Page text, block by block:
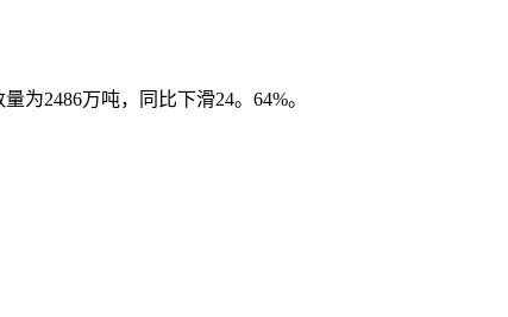
2486万吨，同比下滑24。64%。